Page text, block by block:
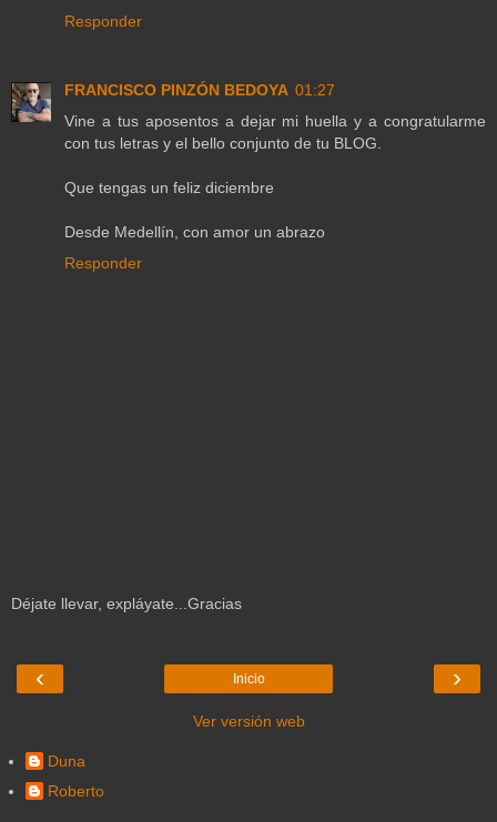
Responder
FRANCISCO PINZÓN BEDOYA 01:27
Vine a tus aposentos a dejar mi huella y a congratularme
con tus letras y el bello conjunto de tu BLOG.
Que tengas un feliz diciembre
Desde Medellín, con amor un abrazo
Responder
Déjate llevar, expláyate...Gracias
‹ ›
Inicio
Ver versión web
Duna
Roberto